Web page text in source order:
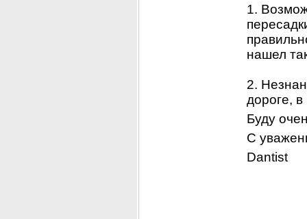
1.
нашел
2.
дороге,
Буду
С
Dantist